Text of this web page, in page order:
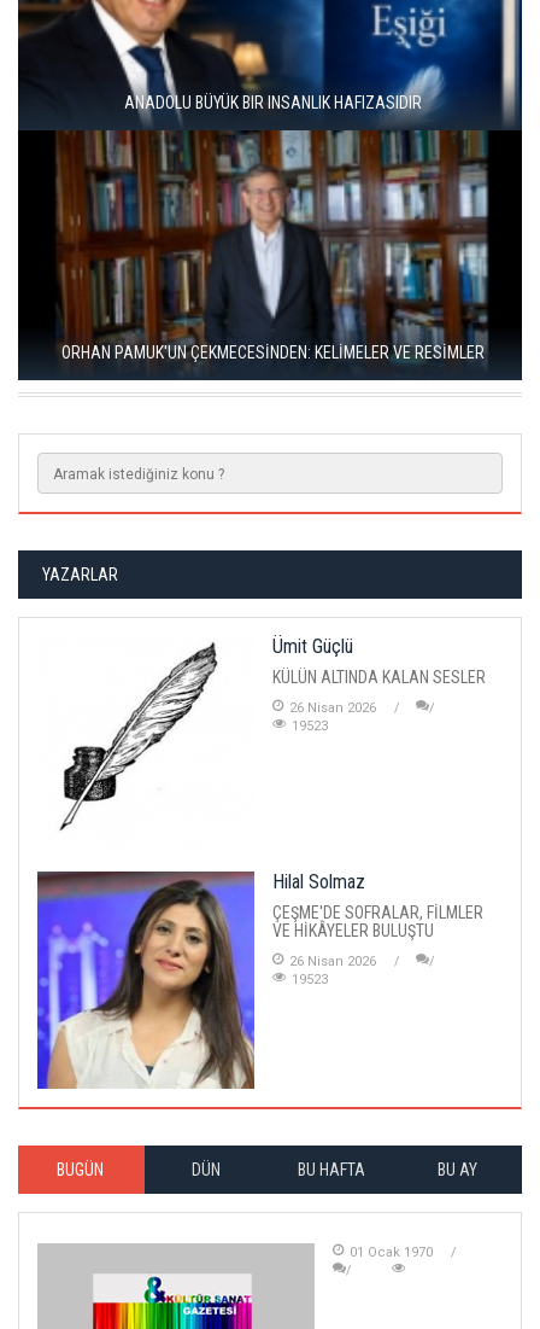
RIZA SÖNMEZ: ‘ANADOLU, SANILDIĞINDAN ÇOK DAHA VEGAN"
TARIHIN TERS YÜZ EDILDIĞI BIR ROMAN: “YÜKSEK ŞATODAKI
ADAM”
YAZARLAR
Ümit Güçlü
KÜLÜN ALTINDA KALAN SESLER
26 Nisan 2026
19523
Hilal Solmaz
ÇEŞME'DE SOFRALAR, FİLMLER
VE HİKÂYELER BULUŞTU
26 Nisan 2026
19523
BUGÜN DÜN BU HAFTA BU AY
01 Ocak 1970